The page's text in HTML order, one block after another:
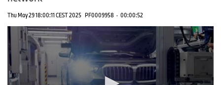
Thu May 29 18:00:11 CEST 2025 PF0009958 · 00:00:52